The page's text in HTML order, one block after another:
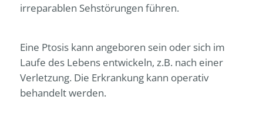
irreparablen Sehstörungen führen.
Eine Ptosis kann angeboren sein oder sich im
Laufe des Lebens entwickeln, z.B. nach einer
Verletzung. Die Erkrankung kann operativ
behandelt werden.